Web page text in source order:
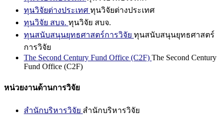
ทุนวิจัยต่างประเทศ ทุนวิจัยต่างประเทศ
ทุนวิจัย สบจ. ทุนวิจัย สบจ.
ทุนสนับสนุนยุทธศาสตร์การวิจัย ทุนสนับสนุนยุทธศาสตร์
การวิจัย
The Second Century Fund Office (C2F) The Second Century
Fund Office (C2F)
หน่วยงานด้านการวิจัย
สำนักบริหารวิจัย สำนักบริหารวิจัย